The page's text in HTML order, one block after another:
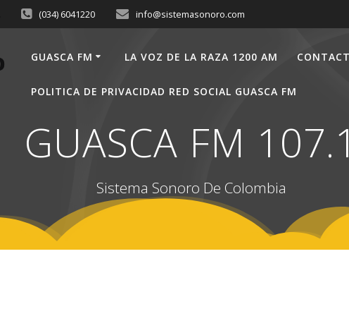
(034) 6041220 info@sistemasonoro.com
GUASCA FM LA VOZ DE LA RAZA 1200 AM
POLITICA DE PRIVACIDAD RED SOCIAL GUASCA FM
GUASCA FM
Sistema Sonoro De Colombia